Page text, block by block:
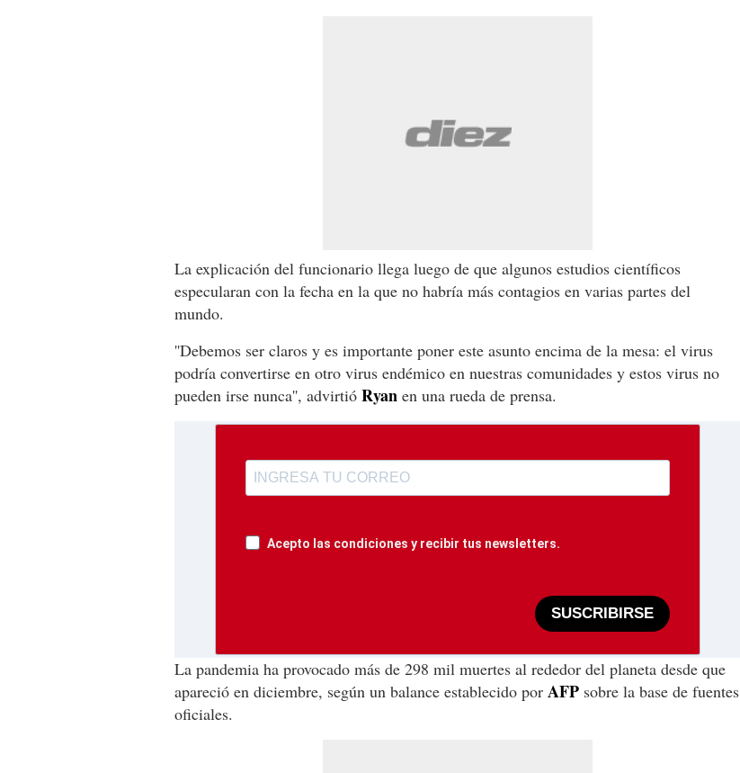
La explicación del funcionario llega luego de que algunos estudios científicos
especularan con la fecha en la que no habría más contagios en varias partes del
mundo.
''Debemos ser claros y es importante poner este asunto encima de la mesa: el virus
podría convertirse en otro virus endémico en nuestras comunidades y estos virus no
pueden irse nunca'', advirtió Ryan en una rueda de prensa.
Acepto las condiciones y recibir tus newsletters.
SUSCRIBIRSE
La pandemia ha provocado más de 298 mil muertes al rededor del planeta desde que
apareció en diciembre, según un balance establecido por AFP sobre la base de fuentes
oficiales.